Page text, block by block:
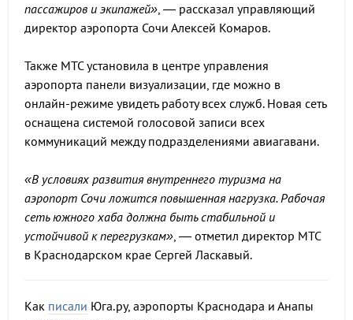
пассажиров и экипажей», — рассказал управляющий
директор аэропорта Сочи Алексей Комаров.
Также МТС установила в центре управления
аэропорта панели визуализации, где можно в
онлайн-режиме увидеть работу всех служб. Новая сеть
оснащена системой голосовой записи всех
коммуникаций между подразделениями авиагавани.
«В условиях развития внутреннего туризма на
аэропорт Сочи ложится повышенная нагрузка. Рабочая
сеть южного хаба должна быть стабильной и
устойчивой к перегрузкам», — отметил директор МТС
в Краснодарском крае Сергей Ласкавый.
Как писали Юга.ру, аэропорты Краснодара и Анапы